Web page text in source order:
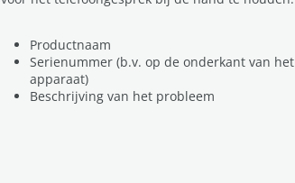
Productnaam
Serienummer (b.v. op de onderkant van het
apparaat)
Beschrijving van het probleem